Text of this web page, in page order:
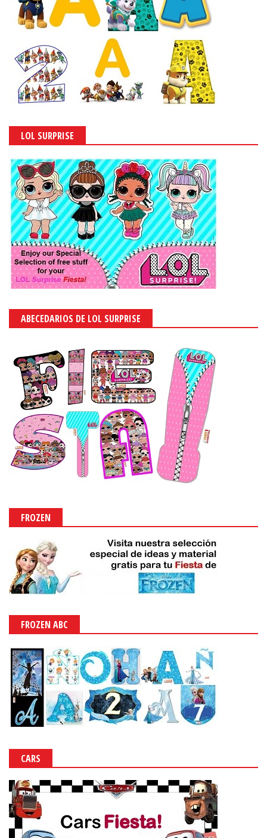
LOL SURPRISE
ABECEDARIOS DE LOL SURPRISE
FROZEN
FROZEN ABC
CARS